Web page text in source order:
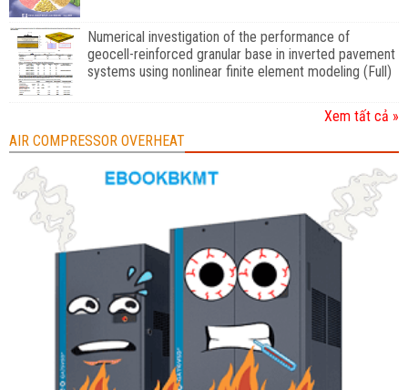
Numerical investigation of the performance of
geocell-reinforced granular base in inverted pavement
systems using nonlinear finite element modeling (Full)
Xem tất cả »
AIR COMPRESSOR OVERHEAT